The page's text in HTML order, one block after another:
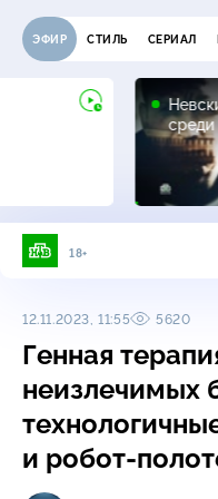
ЭФИР СТИЛЬ СЕРИАЛ
18+
12.11.2023, 11:55 5620
Генная
неизлечимых
и робот-